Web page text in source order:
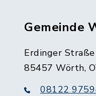
Gemeinde
Erdinger
85457 Wörth,
08122